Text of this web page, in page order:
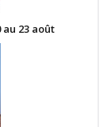
23 août